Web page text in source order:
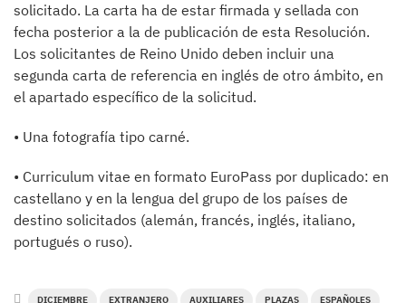
solicitado. La carta ha de estar firmada y sellada con
fecha posterior a la de publicación de esta Resolución.
Los solicitantes de Reino Unido deben incluir una
segunda carta de referencia en inglés de otro ámbito, en
el apartado específico de la solicitud.
• Una fotografía tipo carné.
• Curriculum vitae en formato EuroPass por duplicado: en
castellano y en la lengua del grupo de los países de
destino solicitados (alemán, francés, inglés, italiano,
portugués o ruso).
DICIEMBRE EXTRANJERO AUXILIARES PLAZAS ESPAÑOLES